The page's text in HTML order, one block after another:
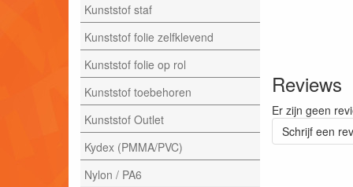
Kunststof staf
Kunststof folie zelfklevend
Kunststof folie op rol
Kunststof toebehoren
Kunststof Outlet
Kydex (PMMA/PVC)
Nylon / PA6
Reviews
Er zijn geen
Schrijf een